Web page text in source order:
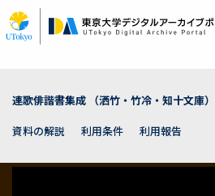
イ
ン
連歌俳諧書集成 （洒竹・竹冷・知十文庫）
資料の解説
利用条件 利用報告